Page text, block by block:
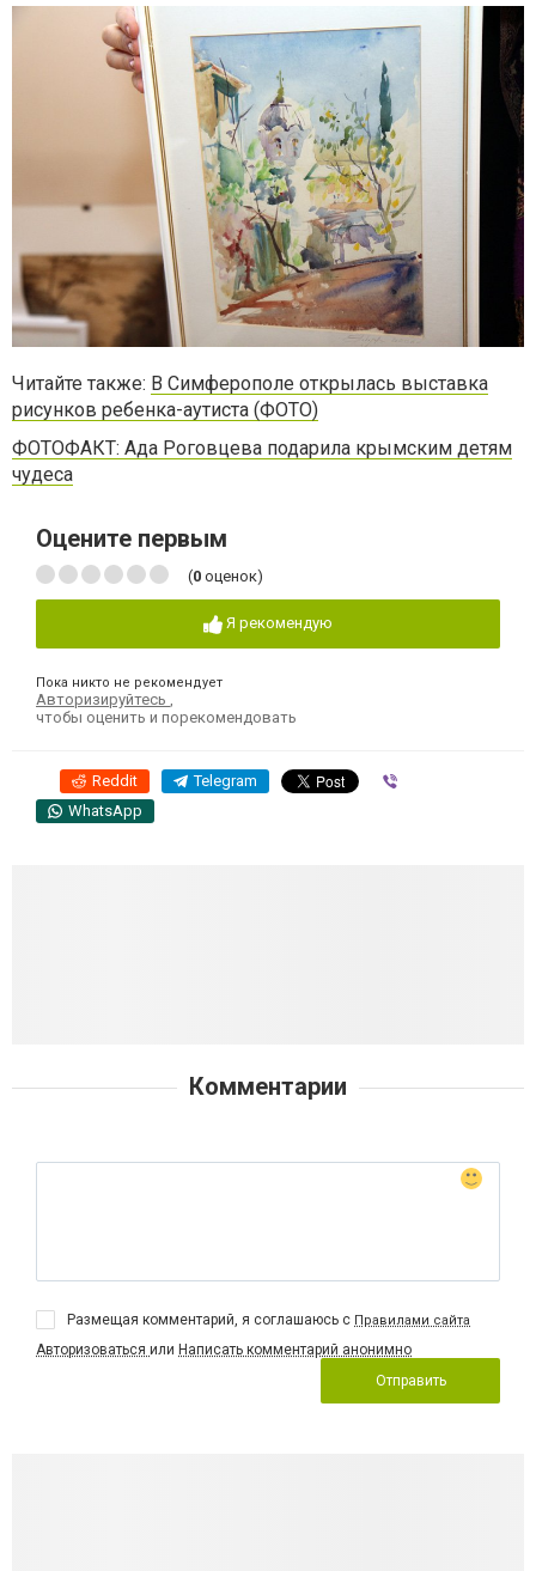
Читайте также: В Симферополе открылась выставка
рисунков ребенка-аутиста (ФОТО)
ФОТОФАКТ: Ада Роговцева подарила крымским детям
чудеса
Оцените первым
(0 оценок)
Я рекомендую
Пока никто не рекомендует
Авторизируйтесь
чтобы оценить и порекомендовать
Reddit Telegram
WhatsApp
Комментарии
Размещая комментарий, я соглашаюсь с Правилами сайта
Авторизоваться или Написать комментарий анонимно
Отправить